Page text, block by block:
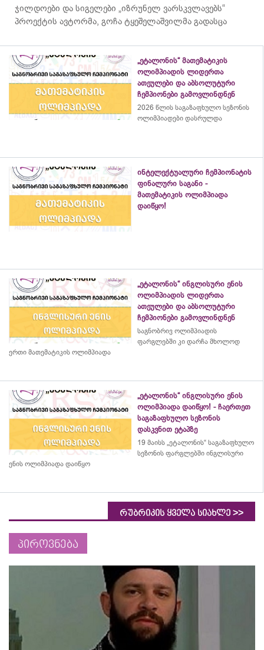
ჯილდოები და სიგელები „იზრუნელ ვარსკვლავებს“
პროექტის ავტორმა, გოჩა ტყეშელაშვილმა გადასცა
„ეტალონის“ მათემატიკის
ოლიმპიადის ლიდერთა
ათეულები და აბსოლუტური
ჩემპიონები გამოვლინდნენ
2026 წლის საგაზაფხულო სეზონის
ოლიმპიადები დასრულდა
ინტელექტუალური ჩემპიონატის
ფინალური საგანი -
მათემატიკის ოლიმპიადა
დაიწყო!
„ეტალონის“ ინგლისური ენის
ოლიმპიადის ლიდერთა
ათეულები და აბსოლუტური
ჩემპიონები გამოვლინდნენ
საგნობრივ ოლიმპიადის
ფარგლებში კი დარჩა მხოლოდ
ერთი მათემატიკის ოლიმპიადა
„ეტალონის“ ინგლისური ენის
ოლიმპიადა დაიწყო! - ჩაერთეთ
საგაზაფხულო სეზონის
დასკვნით ეტაპზე
19 მაისს „ეტალონის“ საგაზაფხულო
სეზონის ფარგლებში ინგლისური
ენის ოლიმპიადა დაიწყო
რუბრიკის ყველა სიახლე >>
პიროვნება